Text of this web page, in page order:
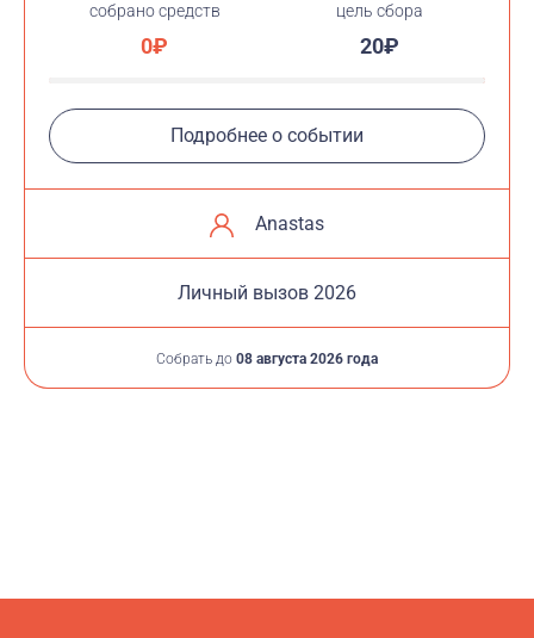
cобрано средств
0₽
цель сбора
20₽
Подробнее о событии
Anastas
Личный вызов 2026
Собрать до 08 августа 2026 года